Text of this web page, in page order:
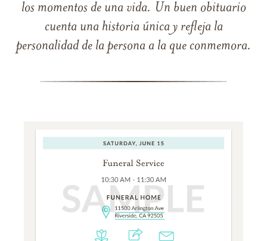
los momentos de una vida. Un buen obituario
cuenta una historia única y refleja la
personalidad de la persona a la que conmemora.